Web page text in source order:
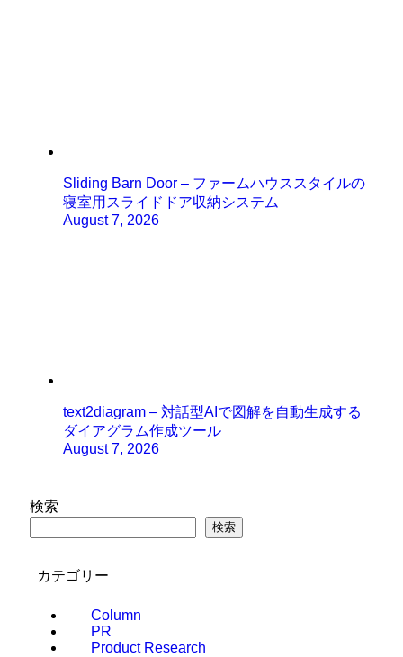
Sliding Barn Door – ファームハウススタイルの
寝室用スライドドア収納システム
August 7, 2026
text2diagram – 対話型AIで図解を自動生成する
ダイアグラム作成ツール
August 7, 2026
検索
検索
カテゴリー
Column
PR
Product Research